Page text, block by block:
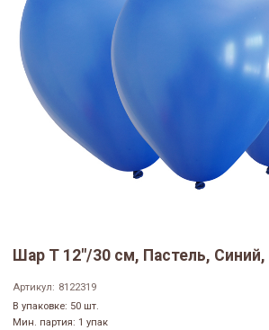
Шар Т 12"/30 см, Пастель,
Артикул: 8122319
В упаковке: 50 шт.
Мин. партия: 1 упак